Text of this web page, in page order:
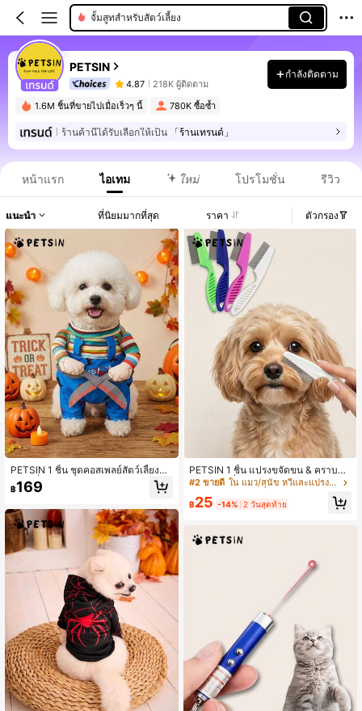
จั้มสูทสำหรับสัตว์เลี้ยง
PETSIN
4.87 218K ผู้ติดตาม
กำลังติดตาม
1.6M ชิ้นที่ขายไปเมื่อเร็วๆ นี้ 780K ซื้อซ้ำ
ร้านค้านี้ได้รับเลือกให้เป็น 「ร้านเทรนด์」
หน้าแรก ไอเทม ใหม่ โปรโมชั่น รีวิว
แนะนำ ที่นิยมมากที่สุด ราคา ตัวกรอง
PETSIN 1 ชิ้น ชุดคอสเพลย์สัตว์เลี้ยงฮา
โลวีนที่น่ากลัว ชุดตลก
฿169
PETSIN 1 ชิ้น แปรงขจัดขน & คราบน้ำ
ตา 2 ในหนึ่ง - หวีขจัดหมัดสุนัข-แมว ส
แตนเลส ช่วยตัดและขจัดขนด้วย การโ
ดยเบามือ เหมาะสำหรับสุนัขและแมว
#2 ขายดี ใน แมว/สุนัข หวีและแปรงขนสัตว์เลี้ยง
฿25 -14% 2 วันสุดท้าย